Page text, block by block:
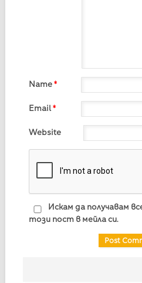
Name*
Email*
Website
Искам да получавам
този пост в мейла си.